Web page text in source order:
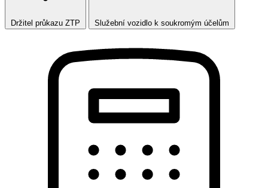
Držitel průkazu ZTP Služební vozidlo k soukromým účelům